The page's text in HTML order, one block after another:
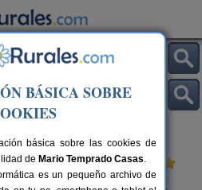
en Ourense
BÁSICA SOBRE
básica sobre las cookies de
de Mario Temprado Casas.
es un pequeño archivo de